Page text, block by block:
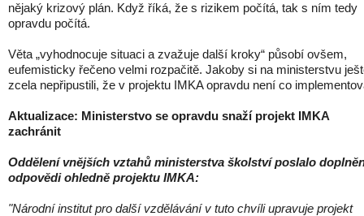
nějaký krizový plán. Když říká, že s rizikem počítá, tak s ním tedy
opravdu počítá.
Věta „vyhodnocuje situaci a zvažuje další kroky“ působí ovšem,
eufemisticky řečeno velmi rozpačitě. Jakoby si na ministerstvu
zcela nepřipustili, že v projektu IMKA opravdu není co
Aktualizace: Ministerstvo se opravdu snaží projekt IMKA
zachránit
Oddělení vnějších vztahů ministerstva školství poslalo
odpovědi ohledně projektu IMKA:
"Národní institut pro další vzdělávání v tuto chvíli upravuje projekt